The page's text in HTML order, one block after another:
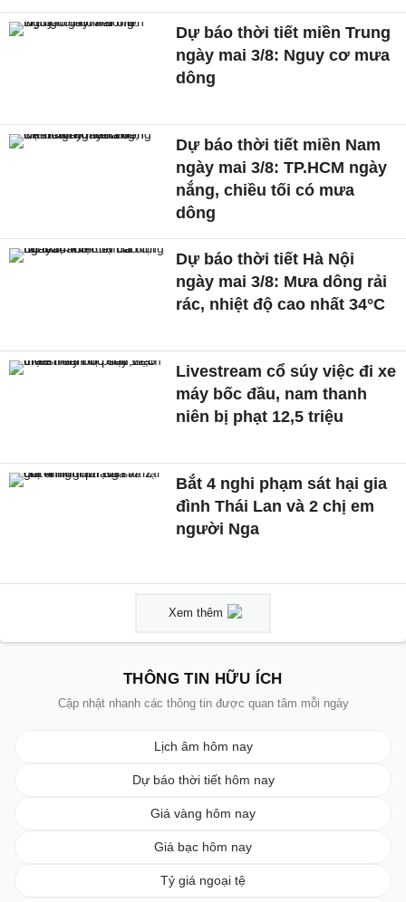
Dự báo thời tiết miền Trung
ngày mai 3/8: Nguy cơ mưa
dông
Dự báo thời tiết miền Nam
ngày mai 3/8: TP.HCM ngày
nắng, chiều tối có mưa
dông
Dự báo thời tiết Hà Nội
ngày mai 3/8: Mưa dông rải
rác, nhiệt độ cao nhất 34°C
Livestream cổ súy việc đi xe
máy bốc đầu, nam thanh
niên bị phạt 12,5 triệu
Bắt 4 nghi phạm sát hại gia
đình Thái Lan và 2 chị em
người Nga
Xem thêm
THÔNG TIN HỮU ÍCH
Cập nhật nhanh các thông tin được quan tâm mỗi ngày
Lịch âm hôm nay
Dự báo thời tiết hôm nay
Giá vàng hôm nay
Giá bạc hôm nay
Tỷ giá ngoại tệ